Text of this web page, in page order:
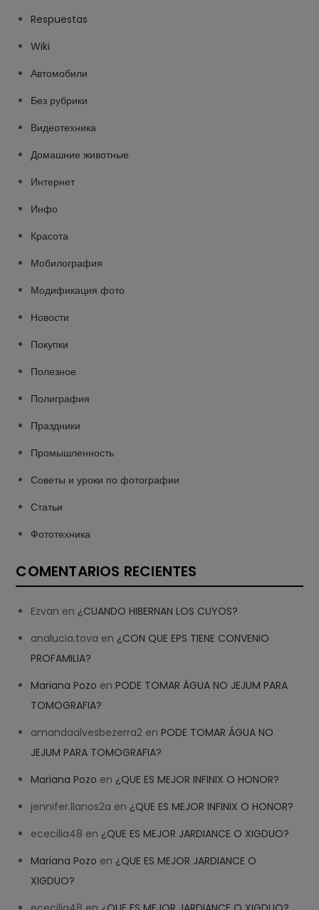
Respuestas
Wiki
Автомобили
Без рубрики
Видеотехника
Домашние животные
Интернет
Инфо
Красота
Мобилография
Модификация фото
Новости
Покупки
Полезное
Полиграфия
Праздники
Промышленность
Советы и уроки по фотографии
Статьи
Фототехника
COMENTARIOS RECIENTES
Ezvan en ¿CUANDO HIBERNAN LOS CUYOS?
analucia.tova en ¿CON QUE EPS TIENE CONVENIO
PROFAMILIA?
Mariana Pozo enPODE TOMAR ÁGUA NO JEJUM PARA
TOMOGRAFIA?
amandaalvesbezerra2 enPODE TOMAR ÁGUA NO
JEJUM PARA TOMOGRAFIA?
Mariana Pozo en ¿QUE ES MEJOR INFINIX O HONOR?
jennifer.llanos2a en ¿QUE ES MEJOR INFINIX O HONOR?
ececilia48 en ¿QUE ES MEJOR JARDIANCE O XIGDUO?
Mariana Pozo en ¿QUE ES MEJOR JARDIANCE O
XIGDUO?